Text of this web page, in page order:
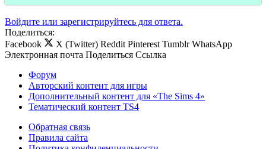
Войдите или зарегистрируйтесь для ответа.
Поделиться:
Facebook
X (Twitter) Reddit Pinterest Tumblr WhatsApp
Электронная почта Поделиться Ссылка
Форум
Авторский контент для игры
Дополнительный контент для «The Sims 4»
Тематический контент TS4
Обратная связь
Правила сайта